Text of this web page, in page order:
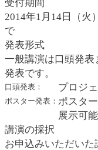
受付期間
2014年1月14日（火
で
発表形式
一般講演は口頭発
発表です。
口頭発表： プロジ
ポスター発表： ポスタ
展示可
講演の採択
お申込みいただい